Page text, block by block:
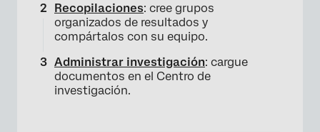
Recopilaciones: cree grupos
organizados de resultados y
compártalos con su equipo.
Administrar investigación: cargue
documentos en el Centro de
investigación.